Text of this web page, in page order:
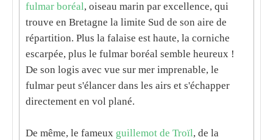
fulmar boréal, oiseau marin par excellence, qui
trouve en Bretagne la limite Sud de son aire de
répartition. Plus la falaise est haute, la corniche
escarpée, plus le fulmar boréal semble heureux !
De son logis avec vue sur mer imprenable, le
fulmar peut s'élancer dans les airs et s'échapper
directement en vol plané.
De même, le fameux guillemot de Troïl, de la